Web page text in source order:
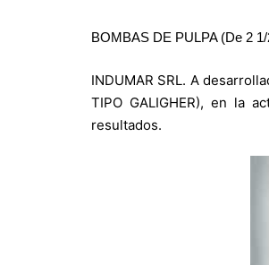
BOMBAS DE PULPA (De 2 1/
INDUMAR SRL. A
TIPO GALIGHER), en la
resultados.